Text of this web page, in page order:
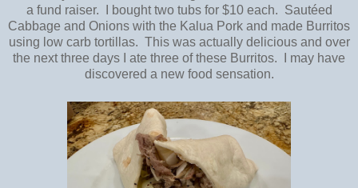
a fund raiser. I bought two tubs for $10 each. Sautéed
Cabbage and Onions with the Kalua Pork and made Burritos
using low carb tortillas. This was actually delicious and over
the next three days I ate three of these Burritos. I may have
discovered a new food sensation.